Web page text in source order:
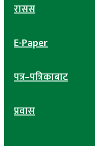
रासस
E-Paper
पत्र–पत्रिकाबाट
प्रवास